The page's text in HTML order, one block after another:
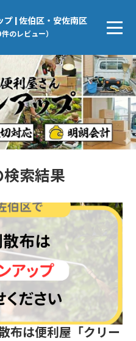
| 佐伯区・安佐南区
のレビュー）
検索結果
布は便利屋「クリー